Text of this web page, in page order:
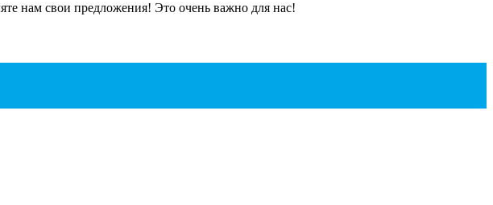
нам свои предложения! Это очень важно для нас!